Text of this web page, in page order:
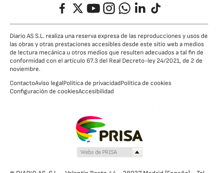
FacebookTwitterYouTubeInstagramWhatsappLinkedIn
TikTok
Diario AS S.L. realiza una reserva expresa de las reproducciones y usos de
las obras y otras prestaciones accesibles desde este sitio web a medios
de lectura mecánica u otros medios que resulten adecuados a tal fin de
conformidad con el artículo 67.3 del Real Decreto-ley 24/2021, de 2 de
noviembre.
ContactoAviso legalPolítica de privacidadPolítica de cookies
Configuración de cookiesAccesibilidad